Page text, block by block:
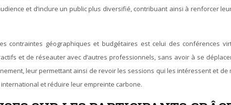
et d’inclure un public plus diversifié, contribuant ainsi à renforcer
contraintes géographiques et budgétaires est celui des conférences
et de réseauter avec d’autres professionnels, sans avoir à se
leur permettant ainsi de revoir les sessions qui les intéressent et de
et réduire leur empreinte carbone.